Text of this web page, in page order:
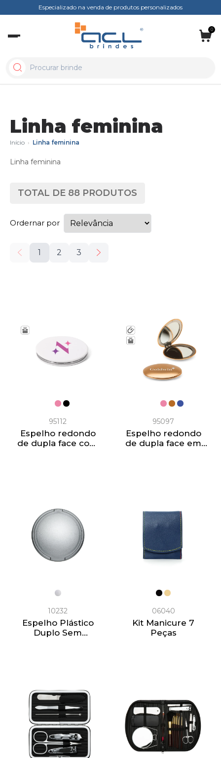
Especializado na venda de produtos personalizados
0
Linha feminina
Início › Linha feminina
Linha feminina
TOTAL DE 88 PRODUTOS
Ordernar por
1 2 3
95112
Espelho redondo
de dupla face com
95097
Espelho redondo
de dupla face em
10232
Espelho Plástico
Duplo Sem
06040
Kit Manicure 7
Peças